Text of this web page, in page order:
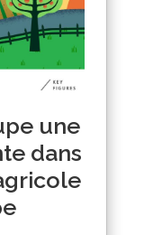
une
dans